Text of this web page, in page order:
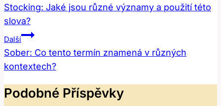
Pro
Příspěvek
Stocking: Jaké jsou různé významy a použití této
slova?
Další
Sober: Co tento termín znamená v různých
kontextech?
Podobné Příspěvky